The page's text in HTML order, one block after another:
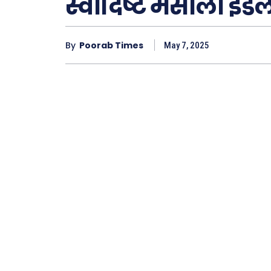
By Poorab Times May 7, 2025